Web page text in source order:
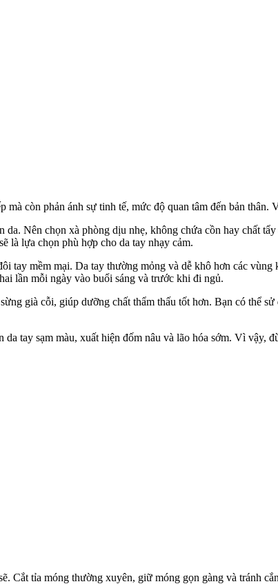
còn phản ánh sự tinh tế, mức độ quan tâm đến bản
Nên chọn xà phòng dịu nhẹ, không chứa cồn hay chất
là lựa chọn phù hợp cho da tay nhạ‌y cả‌m.
tay mềm mại. Da tay thường mỏng và dễ khô hơn các
lần mỗi ngày vào buổi sáng và trước khi đi ngủ.
già cỗi, giúp dưỡng chất thẩm thấu tốt hơn. Bạn có thể
tay sạm màu, xuất hiện đốm nâu và lão hóa sớm. Vì vậy,
Cắt tỉa móng thường xuyên, giữ móng gọn gàng và tránh